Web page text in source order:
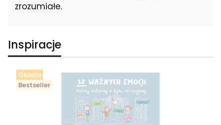
zrozumiałe.
Inspiracje
Okazja
Bestseller